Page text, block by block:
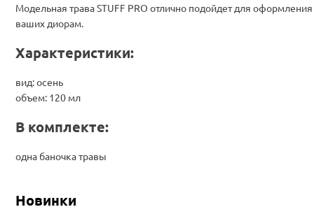
Модельная трава STUFF PRO отлично подойдет для оформления
ваших диорам.
Характеристики:
вид: осень
объем: 120 мл
В комплекте:
одна баночка травы
Новинки